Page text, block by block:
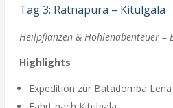
Tag 3: Ratnapura – Kitulgala
Heilpflanzen & Höhlenabenteuer –
Highlights
Expedition zur Batadomba Lena